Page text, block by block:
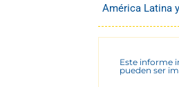
América Latina
Este informe
pueden ser